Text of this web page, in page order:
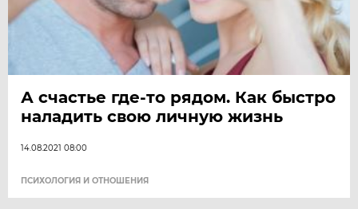
А счастье где-то рядом. Как быстро
наладить свою личную жизнь
14.08.2021 08:00
ПСИХОЛОГИЯ И ОТНОШЕНИЯ